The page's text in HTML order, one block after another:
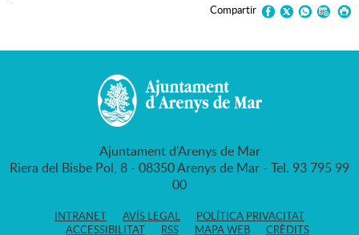
Compartir
Ajuntament d'Arenys de Mar
Riera del Bisbe Pol, 8 - 08350 Arenys de Mar - Tel. 93 795 99
00
INTRANET AVÍS LEGAL
POLÍTICA PRIVACITAT
ACCESSIBILITAT
RSS MAPA WEB CRÈDITS